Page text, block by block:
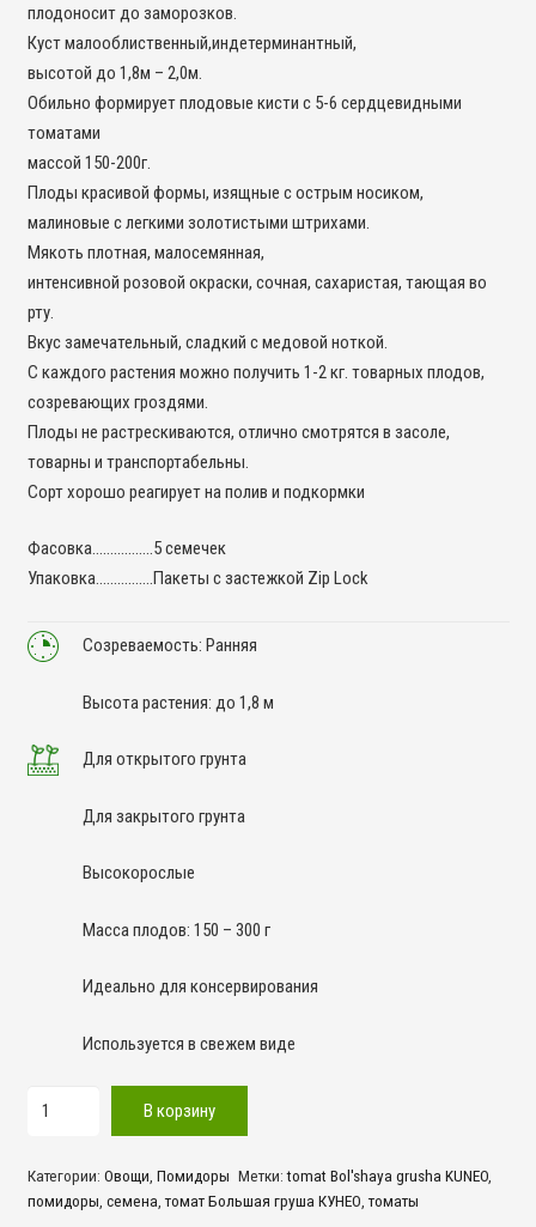
плодоносит до заморозков.
Куст малооблиственный,индетерминантный,
высотой до 1,8м – 2,0м.
Обильно формирует плодовые кисти с 5-6 сердцевидными
томатами
массой 150-200г.
Плоды красивой формы, изящные с острым носиком,
малиновые с легкими золотистыми штрихами.
Мякоть плотная, малосемянная,
интенсивной розовой окраски, сочная, сахаристая, тающая во
рту.
Вкус замечательный, сладкий с медовой ноткой.
С каждого растения можно получить 1-2 кг. товарных плодов,
созревающих гроздями.
Плоды не растрескиваются, отлично смотрятся в засоле,
товарны и транспортабельны.
Сорт хорошо реагирует на полив и подкормки
Фасовка……………..5 семечек
Упаковка…………….Пакеты с застежкой Zip Lock
Созреваемость: Ранняя
Высота растения: до 1,8 м
Для открытого грунта
Для закрытого грунта
Высокорослые
Масса плодов: 150 – 300 г
Идеально для консервирования
Используется в свежем виде
Количество
груша
В корзину
Категории: Овощи Помидоры Метки:tomat Bol'shaya grusha KUNEO
помидоры семена томат Большая груша КУНЕО томаты